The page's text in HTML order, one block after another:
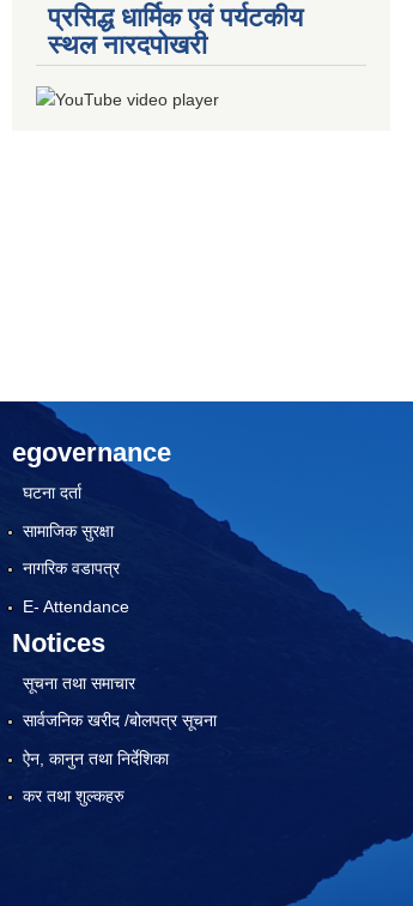
प्रसिद्ध धार्मिक एवं पर्यटकीय
स्थल नारदपोखरी
egovernance
घटना दर्ता
सामाजिक सुरक्षा
नागरिक वडापत्र
E- Attendance
Notices
सूचना तथा समाचार
सार्वजनिक खरीद /बोलपत्र सूचना
ऐन, कानुन तथा निर्देशिका
कर तथा शुल्कहरु